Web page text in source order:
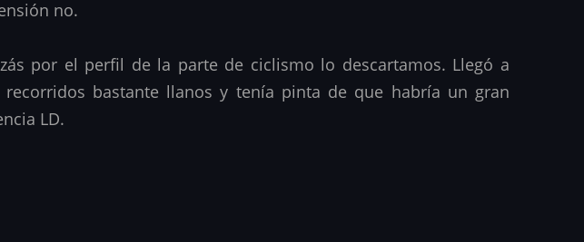
no.
por el perfil de la parte de ciclismo lo descartamos. Llegó a
bastante llanos y tenía pinta de que habría un gran
LD.